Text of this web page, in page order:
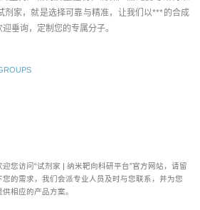
剂家，就是选择可靠与精准，让我们以***的合成
垂询，定制您的专属分子。
迎您访问“试剂家 | 纳米靶向科研平台”官方网站，请留
您的需求，我们会派专业人员及时与您联系，并为您
供相应的产品方案。